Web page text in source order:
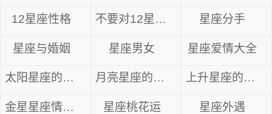
12星座性格 不要对12星座先动感情 星座分手
星座与婚姻 星座男女 星座爱情大全
太阳星座的爱情 月亮星座的爱情 上升星座的爱情
金星星座情感分析 星座桃花运 星座外遇